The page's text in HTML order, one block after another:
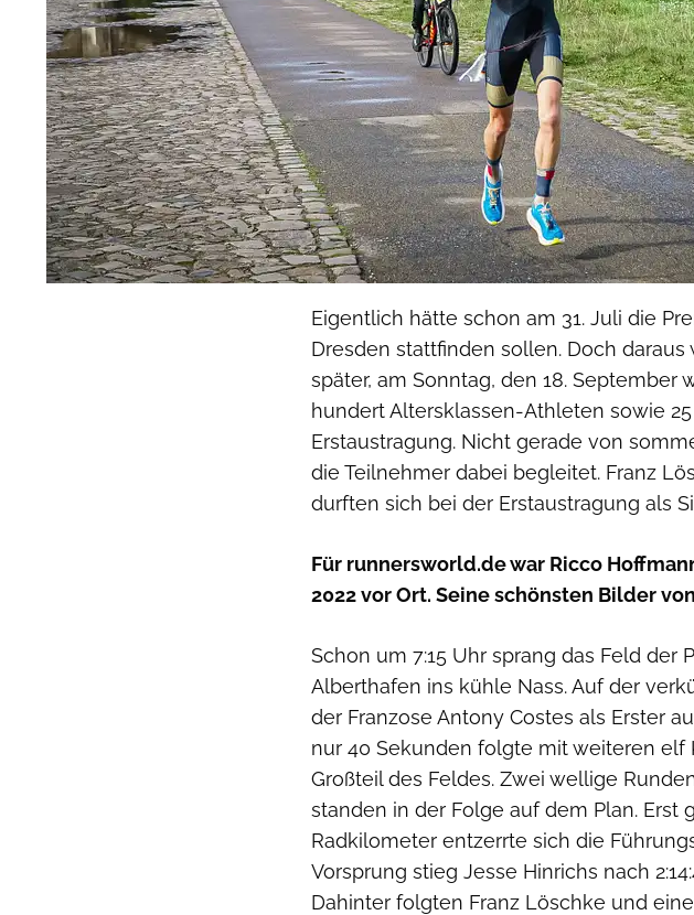
Eigentlich hätte schon am 31. Juli die
Dresden stattfinden sollen. Doch
später, am Sonntag, den 18. September
hundert Altersklassen-Athleten sowie
Erstaustragung. Nicht gerade von
die Teilnehmer dabei begleitet. Franz
durften sich bei der Erstaustragung als
Für runnersworld.de war Ricco
2022 vor Ort. Seine schönsten Bilder
Schon um 7:15 Uhr sprang das Feld der
Alberthafen ins kühle Nass. Auf der
der Franzose Antony Costes als Erster
nur 40 Sekunden folgte mit weiteren elf
Großteil des Feldes. Zwei wellige
standen in der Folge auf dem Plan. Erst
Radkilometer entzerrte sich die
Vorsprung stieg Jesse Hinrichs nach
Dahinter folgten Franz Löschke und